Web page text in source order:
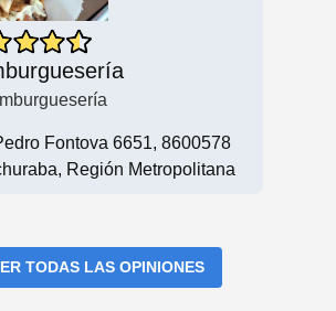
Fontova 6651, 8600578
Región Metropolitana
TODAS LAS OPINIONES